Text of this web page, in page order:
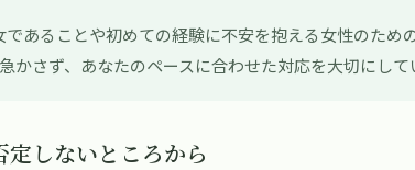
あることや初めての経験に不安を抱える女性のため
かさず、あなたのペースに合わせた対応を大切にして
定しないところから